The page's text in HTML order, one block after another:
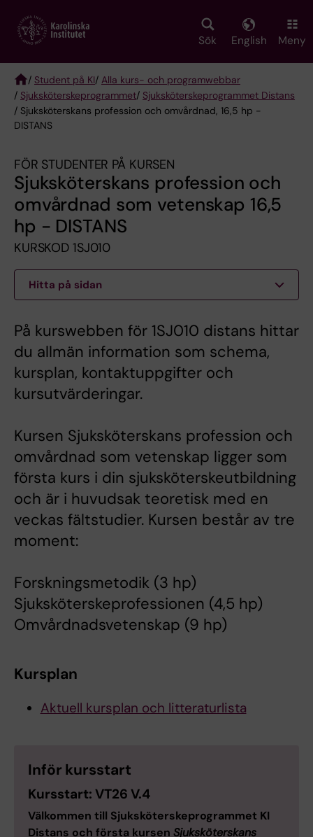
main
Sök English Meny
Breadcrumb
/ Student på KI/ Alla kurs- och programwebbar
/ Sjuksköterske­programmet/ Sjuksköterskeprogrammet Distans
/ Sjuksköterskans profession och omvårdnad, 16,5 hp -
DISTANS
FÖR STUDENTER PÅ KURSEN
Sjuksköterskans profession och
omvårdnad som vetenskap 16,5
hp - DISTANS
KURSKOD 1SJ010
Hitta på sidan
På kurswebben för 1SJ010 distans hittar
du allmän information som schema,
kursplan, kontaktuppgifter och
kursutvärderingar.
Kursen Sjuksköterskans profession och
omvårdnad som vetenskap ligger som
första kurs i din sjuksköterskeutbildning
och är i huvudsak teoretisk med en
veckas fältstudier. Kursen består av tre
moment:
Forskningsmetodik (3 hp)
Sjuksköterskeprofessionen (4,5 hp)
Omvårdnadsvetenskap (9 hp)
Kursplan
Aktuell kursplan och litteraturlista
Inför kursstart
Kursstart: VT26 V.4
Välkommen till Sjuksköterskeprogrammet KI
Distans och första kursen Sjuksköterskans